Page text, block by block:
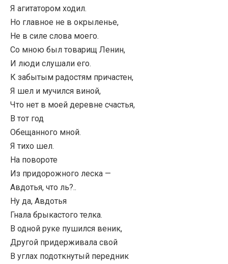
Я агитатором ходил.
Но главное не в окрыленье,
Не в силе слова моего.
Со мною был товарищ Ленин,
И люди слушали его.
К забытым радостям причастен,
Я шел и мучился виной,
Что нет в моей деревне счастья,
В тот год
Обещанного мной.
Я тихо шел.
На повороте
Из придорожного леска —
Авдотья, что ль?..
Ну да, Авдотья
Гнала брыкастого телка.
В одной руке пушился веник,
Другой придерживала свой
В углах подоткнутый передник